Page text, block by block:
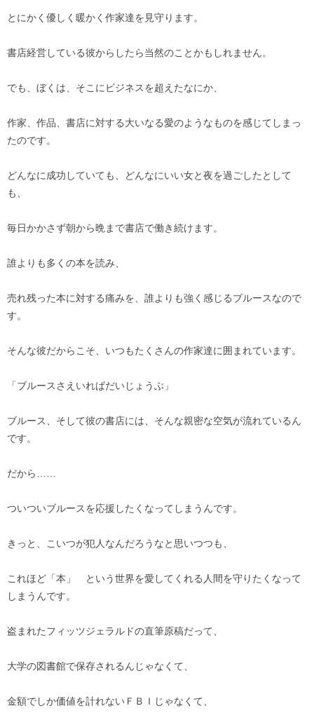
とにかく優しく暖かく作家達を見守ります。
書店経営している彼からしたら当然のことかもしれません。
でも、ぼくは、そこにビジネスを超えたなにか、
作家、作品、書店に対する大いなる愛のようなものを感じてしまっ
たのです。
どんなに成功していても、どんなにいい女と夜を過ごしたとして
も、
毎日かかさず朝から晩まで書店で働き続けます。
誰よりも多くの本を読み、
売れ残った本に対する痛みを、誰よりも強く感じるブルースなので
す。
そんな彼だからこそ、いつもたくさんの作家達に囲まれています。
「ブルースさえいればだいじょうぶ」
ブルース、そして彼の書店には、そんな親密な空気が流れているん
です。
だから……
ついついブルースを応援したくなってしまうんです。
きっと、こいつが犯人なんだろうなと思いつつも、
これほど「本」 という世界を愛してくれる人間を守りたくなって
しまうんです。
盗まれたフィッツジェラルドの直筆原稿だって、
大学の図書館で保存されるんじゃなくて、
金額でしか価値を計れないＦＢＩじゃなくて、